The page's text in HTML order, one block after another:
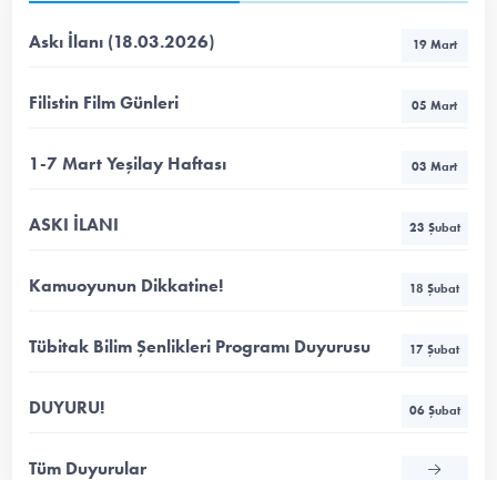
Askı İlanı (18.03.2026) 19 Mart
Filistin Film Günleri 05 Mart
1-7 Mart Yeşilay Haftası 03 Mart
ASKI İLANI 23 Şubat
Kamuoyunun Dikkatine! 18 Şubat
Tübitak Bilim Şenlikleri Programı Duyurusu 17 Şubat
DUYURU! 06 Şubat
Tüm Duyurular